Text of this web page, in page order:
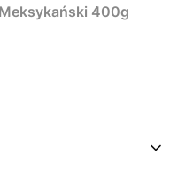
400g